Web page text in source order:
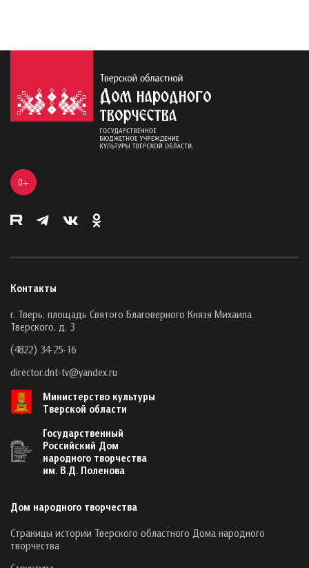
0+
Контакты
г. Тверь, площадь Святого Благоверного Князя Михаила
Тверского, д. 3
(4822) 34-25-16
director.dnt-tv@yandex.ru
Министерство культуры
Тверской области
Государственный
Российский Дом
народного творчества
им. В.Д. Поленова
Дом народного творчества
Страницы истории Тверского областного Дома народного
творчества